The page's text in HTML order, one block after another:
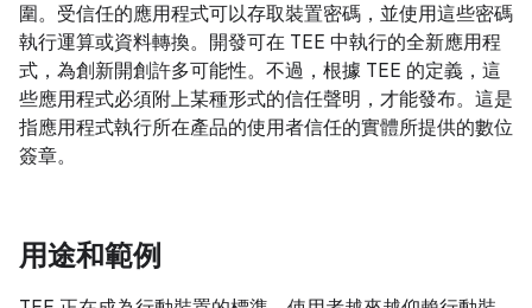
圍。受信任的應用程式可以存取裝置密碼，並使用這些密碼
執行運算或資料轉換。開發可在 TEE 中執行的全新應用程
式，為創新開創許多可能性。不過，根據 TEE 的定義，這
些應用程式必須附上某種形式的信任聲明，才能發布。這是
指應用程式執行所在產品的使用者信任的實體所提供的數位
簽章。
用途和範例